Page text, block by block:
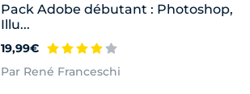
Pack Adobe débutant : Photoshop,
Illu...
19,99€
Par René Franceschi